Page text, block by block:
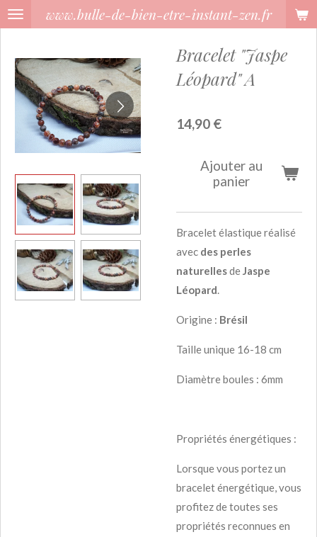
Passer
principal
www.bulle-de-bien-etre-instant-zen.fr
Bracelet "Jaspe
Léopard" A
14,90 €
Ajouter au
panier
Bracelet élastique réalisé
avec des perles
naturellesdeJaspe
Léopard.
Origine : Brésil
Taille unique 16-18 cm
Diamètre boules : 6mm
Propriétés énergétiques :
Lorsque vous portez un
bracelet énergétique, vous
profitez de toutes ses
propriétés reconnues en